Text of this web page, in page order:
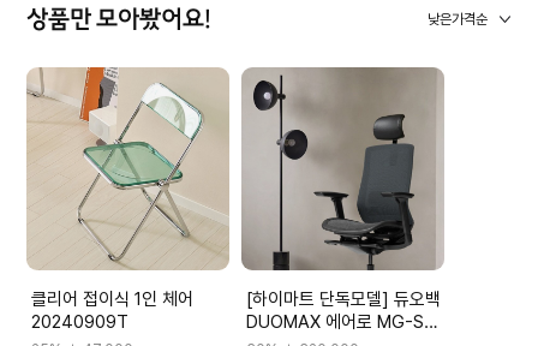
상품만 모아봤어요!
낮은가격순
클리어 접이식 1인 체어
20240909T
[하이마트 단독모델] 듀오백
DUOMAX 에어로 MG-S-